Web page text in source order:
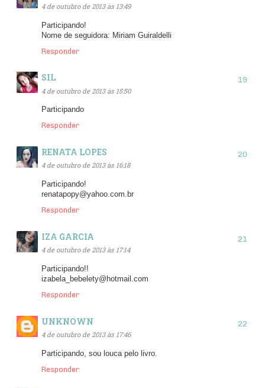
4 de outubro de 2013 às 13:49
Participando!
Nome de seguidora: Miriam Guiraldelli
Responder
SIL
4 de outubro de 2013 às 15:50
Participando
Responder
RENATA LOPES
4 de outubro de 2013 às 16:18
Participando!
renatapopy@yahoo.com.br
Responder
IZA GARCIA
4 de outubro de 2013 às 17:14
Participando!!
izabela_bebelety@hotmail.com
Responder
UNKNOWN
4 de outubro de 2013 às 17:46
Participando, sou louca pelo livro.
Responder